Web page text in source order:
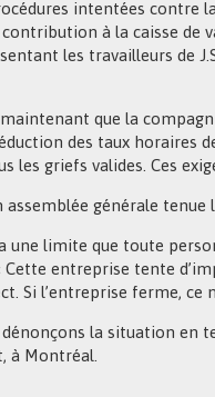
intentées contre
contribution à la caisse de
les travailleurs de
que la
des taux horaires
les griefs valides. Ces
assemblée générale
une limite que toute
Cette entreprise tente
Si l’entreprise ferme, ce
la situation en
à Montréal.